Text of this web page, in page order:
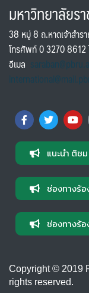
มหาวิทยาลัยร
38 หมู่ 8 ถ.หาดเจ้าสำ
โทรศัพท์ 0 3270 8612
อีเมล
แนะนำ ติช
ช่องทางร้
ช่องทางร้
Copyright © 2019
rights reserved.